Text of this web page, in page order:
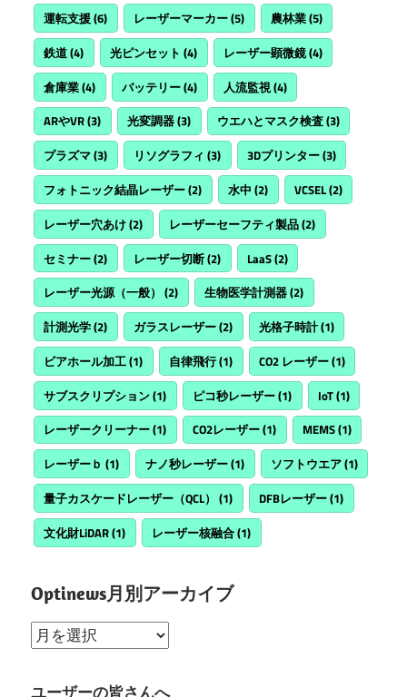
運転支援(6) レーザーマーカー(5) 農林業(5)
鉄道(4) 光ピンセット (4) レーザー顕微鏡(4)
倉庫業(4) バッテリー(4) 人流監視(4)
ARやVR(3) 光変調器(3) ウエハとマスク検査(3)
プラズマ(3) リソグラフィ (3) 3Dプリンター(3)
フォトニック結晶レーザー(2) 水中 (2) VCSEL(2)
レーザー穴あけ(2) レーザーセーフティ製品(2)
セミナー(2) レーザー切断(2) LaaS(2)
レーザー光源（一般） (2) 生物医学計測器(2)
計測光学(2) ガラスレーザー(2) 光格子時計(1)
ビアホール加工(1) 自律飛行(1) CO2 レーザー(1)
サブスクリプション(1) ピコ秒レーザー(1) IoT(1)
レーザークリーナー(1) CO2レーザー(1) MEMS(1)
レーザーｂ (1) ナノ秒レーザー(1) ソフトウエア(1)
量子カスケードレーザー（QCL） (1) DFBレーザー(1)
文化財LiDAR(1) レーザー核融合(1)
Optinews月別アーカイブ
Optinews
別
ユーザーの皆さんへ